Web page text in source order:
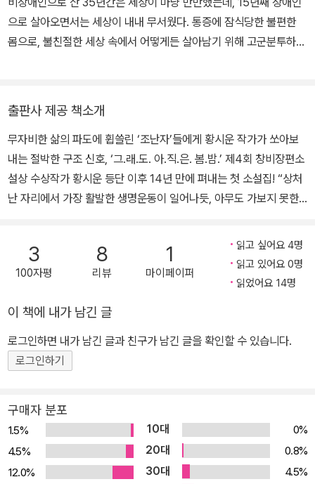
으로 살아오면서는 세상이 내내 무서웠다. 통증에 잠식당한 불편한
몸으로, 불친절한 세상 속에서 어떻게든 살아남기 위해 고군분투하는
쓰기 시작해서 2007년 서울신문 신춘문예로 등단했다. 2011년 추락
사고 직전에 ‘제4회 창비장편소설상’을 수상했는데, 어머니 성 여사
는 당시 받은 상패를 소중히 간직하고 있다.
출판사 제공 책소개
무자비한 삶의 파도에 휩쓸린 ‘조난자’들에게 황시운 작가가 쏘아보
내는 절박한 구조 신호, ‘그.래.도. 아.직.은. 봄.밤.’ 제4회 창비장편소
설상 수상작가 황시운 등단 이후 14년 만에 펴내는 첫 소설집! “상처
난 자리에서 가장 활발한 생명운동이 일어나듯, 아무도 가보지 못한
인물들처럼, 황시운이, 아니 황시운의 소설이 돌아왔다.” _한지혜(소
설가) 언제부턴가 고독사 현장에 가면 세상 어디에서도 볼 수 없을 만
까지 삶을 향해 치열하게 손을 뻗쳤을, 애처로운 생욕(生慾)의 흔적
을 확인할 수 있었다. _「금」에서 2011년 제4회 창비장편소설상 수상
작 『컴백홈』 출간 이후 첫 소설집을 묶기까지는 꼬박 십 년이 걸렸다.
그 십 년의 세월 동안, 작가는 이전과는 완전히 달라진 삶에 적응하느
대수술, 그리고 ‘하반신 완전 마비’라는 판정 속에서 “끝내 돌아올 수
없을지도 모른다는 생각을 내내 품고 지”내온 시간들이었다. 그 가운
데서도 끝까지 놓지 않고 써내려간, 하지만 “영영 묻혀버릴” 것이라
여겼던 소설들이 마침내 책으로 묶여 독자들을 찾아왔다. 십 년이나
3
100자평
8
리뷰
1
마이페이퍼
읽고 싶어요 4명
읽고 있어요 0명
읽었어요 14명
이 책에 내가 남긴 글
로그인하면 내가 남긴 글과 친구가 남긴 글을 확인할 수 있습니다.
로그인하기
구매자 분포
1.5% 10대
0%
4.5%
20대
0.8%
12.0%
30대
4.5%